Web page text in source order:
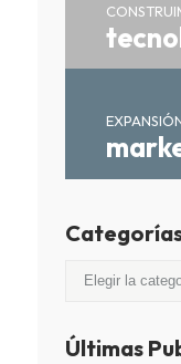
Categorías
Últimas